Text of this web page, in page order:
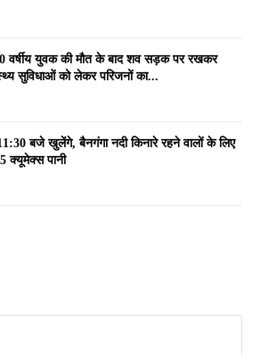
वर्षीय युवक की मौत के बाद शव सड़क पर रखकर
सुविधाओं को लेकर परिजनों का...
बजे खुलेंगे, बैनगंगा नदी किनारे रहने वालों के लिए
क्यूमेक्स पानी